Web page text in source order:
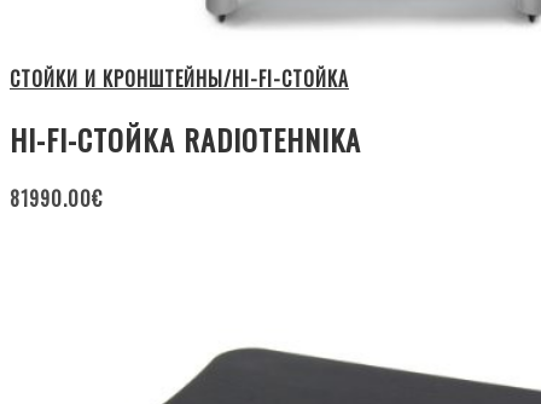
СТОЙКИ И КРОНШТЕЙНЫ/HI-FI-СТОЙКА
HI-FI-СТОЙКА RADIOTEHNIKA
81990.00€